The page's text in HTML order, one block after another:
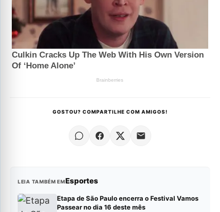
GOSTOU? COMPARTILHE COM AMIGOS!
LEIA TAMBÉM EMEsportes
Etapa de São Paulo encerra o Festival Vamos
Passear no dia 16 deste mês